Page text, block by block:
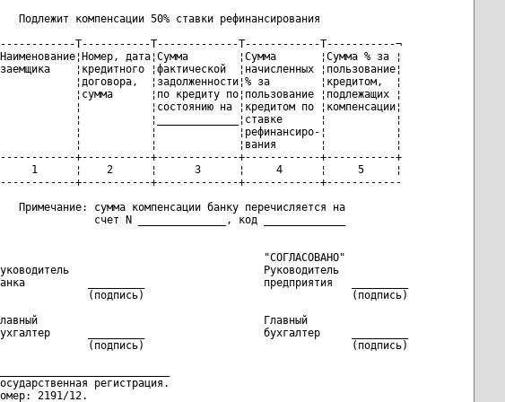
Подлежит компенсации 50% ставки рефинансирования
T-----------T-------------T------------T-----------¬
дата¦Сумма        ¦Сумма       ¦Сумма % за ¦
¦кредитного ¦фактической  ¦начисленных ¦пользование¦
¦договора,  ¦задолженности¦% за        ¦кредитом,  ¦
¦сумма      ¦по кредиту по¦пользование ¦подлежащих ¦
¦           ¦состоянию на ¦кредитом по ¦компенсации¦
¦           ¦_____________¦ставке      ¦           ¦
¦           ¦             ¦рефинансиро-¦           ¦
¦           ¦             ¦вания       ¦           ¦
+-----------+-------------+------------+-----------+
1      ¦    2      ¦      3      ¦     4      ¦     5     ¦
+-----------+-------------+------------+------------
Примечание: сумма компенсации банку перечисляется на
счет N ______________, код _____________
"СОГЛАСОВАНО"
Руководитель
_________                   предприятия   _________
(подпись)                                 (подпись)
Главный
_________                   бухгалтер     _________
(подпись)                                 (подпись)
регистрация.
2191/12.